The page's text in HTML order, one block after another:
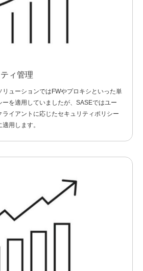
ィ管理
ューションではFWやプロキシといった単
を適用していましたが、SASEではユー
イアントに応じたセキュリティポリシー
用します。